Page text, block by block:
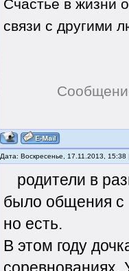
Счастье в жизни
связи с другими
Дата: Воскресенье, 17.11.2013,
родители в
было общения с
но есть.
В этом году